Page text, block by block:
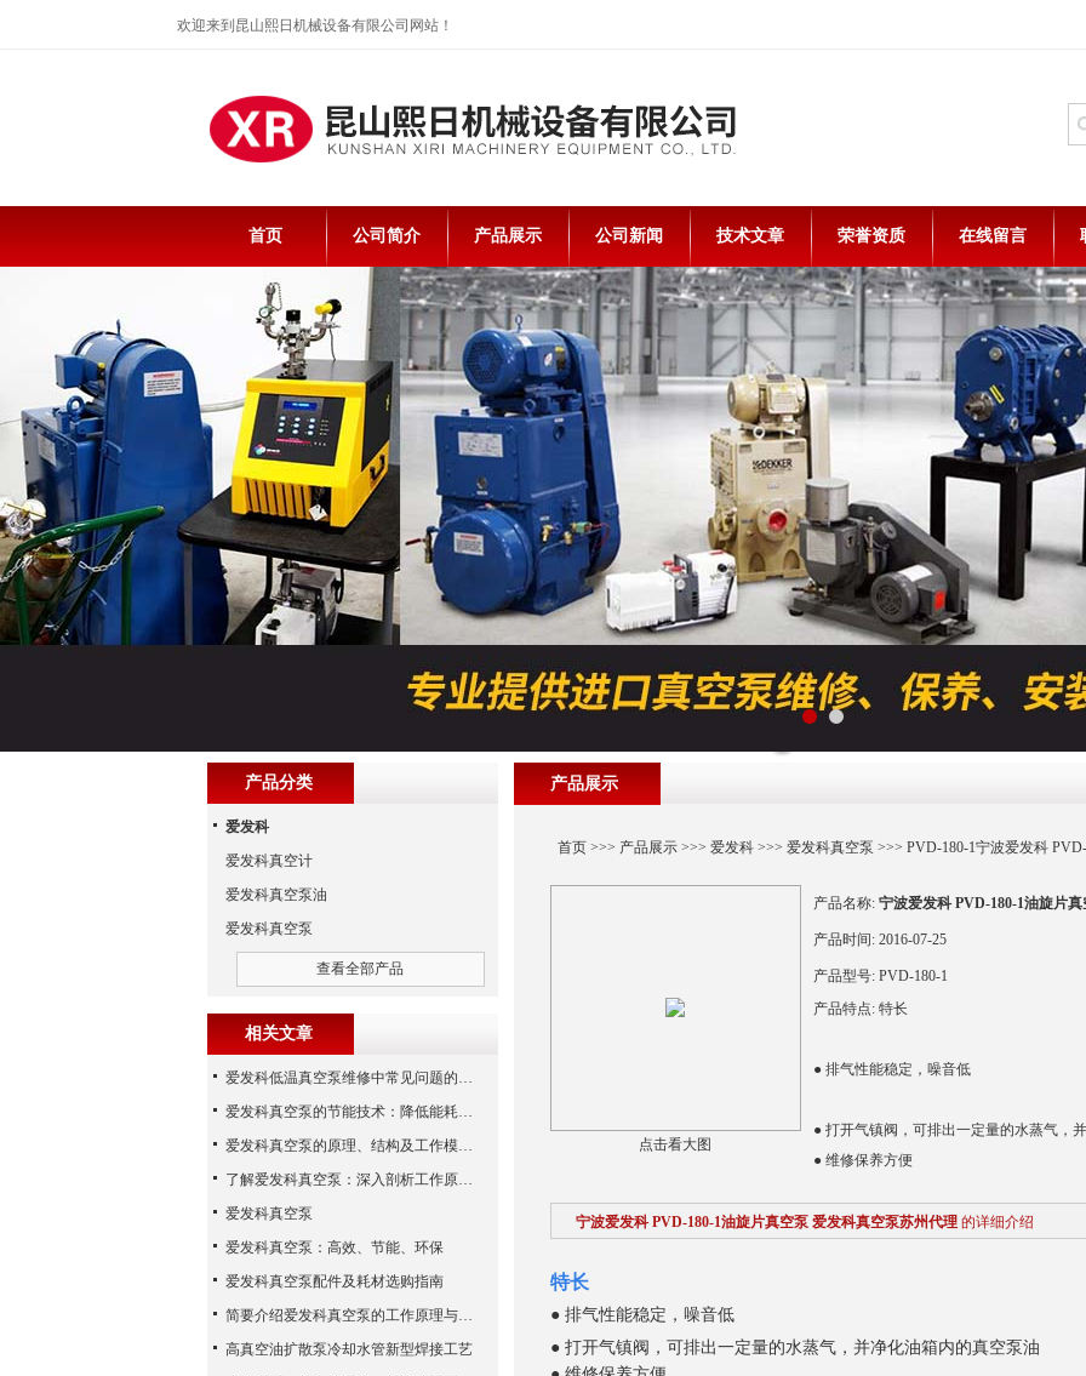
欢迎来到昆山熙日机械设备有限公司网站！
首页 公司简介 产品展示 公司新闻 技术文章 荣誉资质 在线留言
产品展示
首页>>> 产品展示>>> 爱发科>>> 爱发科真空泵 >>> PVD-180-1宁波爱发科
点击看大图
产品名称: 宁波爱发科 PVD-180-1油旋片
产品时间: 2016-07-25
产品型号: PVD-180-1
产品特点: 特长
● 排气性能稳定，噪音低
● 打开气镇阀，可排出一定量的水蒸气，
● 维修保养方便
宁波爱发科 PVD-180-1油旋片真空泵 爱发科真空泵苏州代理 的详细介绍
特长
● 排气性能稳定，噪音低
● 打开气镇阀，可排出一定量的水蒸气，并净化油箱内的真空泵油
产品分类
爱发科
爱发科真空计
爱发科真空泵油
爱发科真空泵
查看全部产品
相关文章
爱发科低温真空泵维修中常见问题的处理经验
爱发科真空泵的节能技术：降低能耗，提高生产效益
爱发科真空泵的原理、结构及工作模式解析
了解爱发科真空泵：深入剖析工作原理与特点
爱发科真空泵
爱发科真空泵：高效、节能、环保
爱发科真空泵配件及耗材选购指南
简要介绍爱发科真空泵的工作原理与主要部件
高真空油扩散泵冷却水管新型焊接工艺